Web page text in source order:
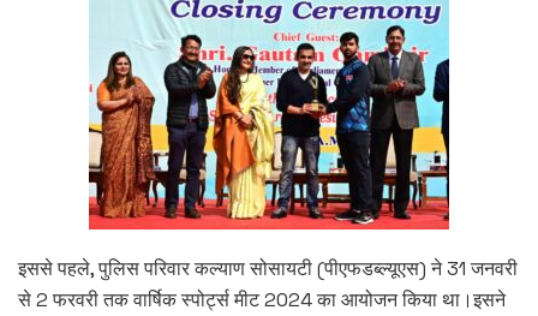
इससे पहले, पुलिस परिवार कल्याण सोसायटी (पीएफडब्ल्यूएस) ने 31 जनवरी
से 2 फरवरी तक वार्षिक स्पोर्ट्स मीट 2024 का आयोजन किया था।इसने